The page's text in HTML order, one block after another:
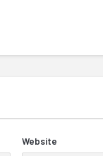
Website